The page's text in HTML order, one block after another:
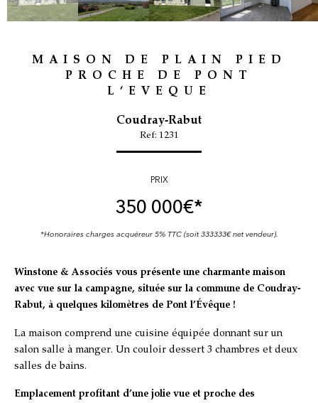
MAISON DE PLAIN PIED
PROCHE DE PONT
L’EVEQUE
Coudray-Rabut
Ref: 1231
PRIX
350 000€*
*Honoraires charges acquéreur 5% TTC (soit 333333€ net vendeur).
Winstone & Associés vous présente une charmante maison
avec vue sur la campagne, située sur la commune de Coudray-
Rabut, à quelques kilomètres de Pont l’Évêque !
La maison comprend une cuisine équipée donnant sur un
salon salle à manger. Un couloir dessert 3 chambres et deux
salles de bains.
Emplacement profitant d’une jolie vue et proche des